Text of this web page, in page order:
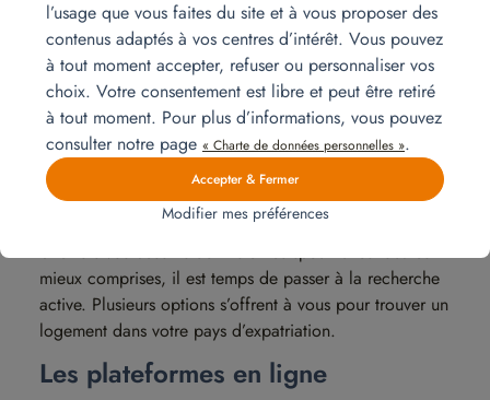
pour louer un bien, tels qu’un visa, une preuve de
revenu ou des garanties, peuvent également différer.
Les sites et plateformes pour
trouver un logement à
l’étranger
Une fois vos besoins définis et les spécificités locales
mieux comprises, il est temps de passer à la recherche
active. Plusieurs options s’offrent à vous pour trouver un
logement dans votre pays d’expatriation.
Les plateformes en ligne
l’usage que vous faites du site et à vous proposer des
contenus adaptés à vos centres d’intérêt. Vous pouvez
à tout moment accepter, refuser ou personnaliser vos
choix. Votre consentement est libre et peut être retiré
à tout moment. Pour plus d’informations, vous pouvez
consulter notre page « Charte de données personnelles ».
Accepter & Fermer
Modifier mes préférences